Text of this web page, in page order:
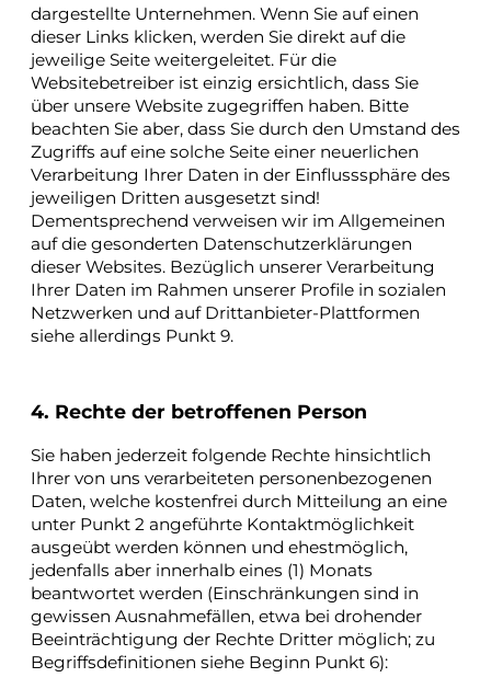
dargestellte Unternehmen. Wenn Sie auf einen
dieser Links klicken, werden Sie direkt auf die
jeweilige Seite weitergeleitet. Für die
Websitebetreiber ist einzig ersichtlich, dass Sie
über unsere Website zugegriffen haben. Bitte
beachten Sie aber, dass Sie durch den Umstand des
Zugriffs auf eine solche Seite einer neuerlichen
Verarbeitung Ihrer Daten in der Einflusssphäre des
jeweiligen Dritten ausgesetzt sind!
Dementsprechend verweisen wir im Allgemeinen
auf die gesonderten Datenschutzerklärungen
dieser Websites. Bezüglich unserer Verarbeitung
Ihrer Daten im Rahmen unserer Profile in sozialen
Netzwerken und auf Drittanbieter-Plattformen
siehe allerdings Punkt 9.
4. Rechte der betroffenen Person
Sie haben jederzeit folgende Rechte hinsichtlich
Ihrer von uns verarbeiteten personenbezogenen
Daten, welche kostenfrei durch Mitteilung an eine
unter Punkt 2 angeführte Kontaktmöglichkeit
ausgeübt werden können und ehestmöglich,
jedenfalls aber innerhalb eines (1) Monats
beantwortet werden (Einschränkungen sind in
gewissen Ausnahmefällen, etwa bei drohender
Beeinträchtigung der Rechte Dritter möglich; zu
Begriffsdefinitionen siehe Beginn Punkt 6):